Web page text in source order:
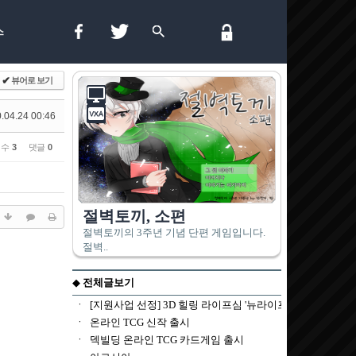
✔뷰어로 보기
00:46
3 댓글 0